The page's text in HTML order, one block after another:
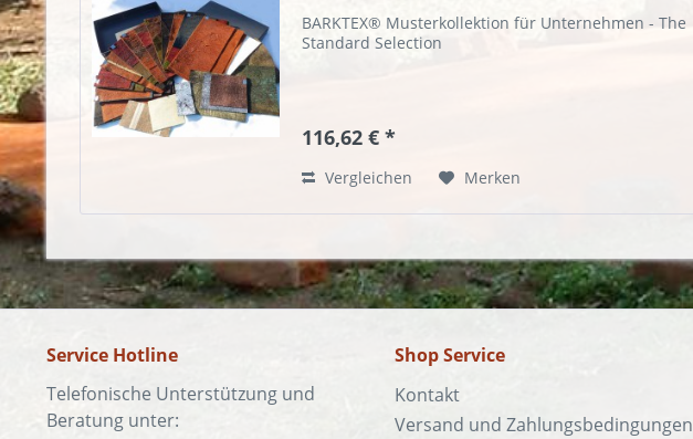
BARKTEX® Musterkollektion für Unternehmen - The
Standard Selection
116,62 € *
Vergleichen Merken
Service Hotline
Telefonische Unterstützung und
Beratung unter:
Shop Service
Kontakt
Versand und Zahlungsbedingungen